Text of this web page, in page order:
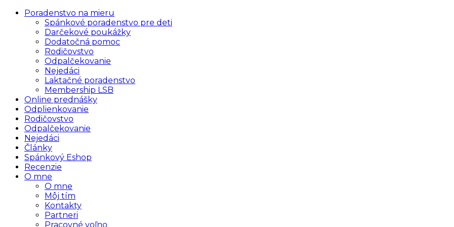
Poradenstvo na mieru
Spánkové poradenstvo pre deti
Darčekové poukážky
Dodatočná pomoc
Rodičovstvo
Odpalčekovanie
Nejedáci
Laktačné poradenstvo
Membership LSB
Online prednášky
Odplienkovanie
Rodičovstvo
Odpalčekovanie
Nejedáci
Články
Spánkový Eshop
Recenzie
O mne
O mne
Môj tím
Kontakty
Partneri
Pracovné voľno